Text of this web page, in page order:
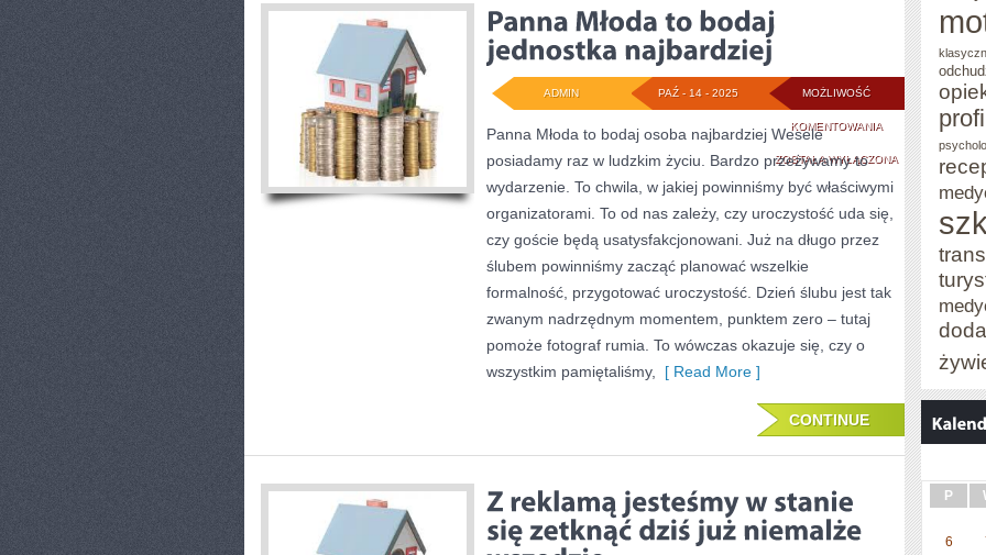
MOŻLIWOŚĆ
KOMENTOWANIAPANNA
MŁODA
TO
BODAJ
JEDNOSTKA
NAJBARDZIEJ
ZOSTAŁA WYŁĄCZONA
PAŹ - 14 - 2025
ADMIN
Panna Młoda to bodaj osoba najbardziej Wesele
posiadamy raz w ludzkim życiu. Bardzo przeżywamy to
wydarzenie. To chwila, w jakiej powinniśmy być właściwymi
organizatorami. To od nas zależy, czy uroczystość uda się,
czy goście będą usatysfakcjonowani. Już na długo przez
ślubem powinniśmy zacząć planować wszelkie
formalność, przygotować uroczystość. Dzień ślubu jest tak
zwanym nadrzędnym momentem, punktem zero – tutaj
pomoże fotograf rumia. To wówczas okazuje się, czy o
wszystkim pamiętaliśmy,
[ Read More ]
CONTINUE
P
6